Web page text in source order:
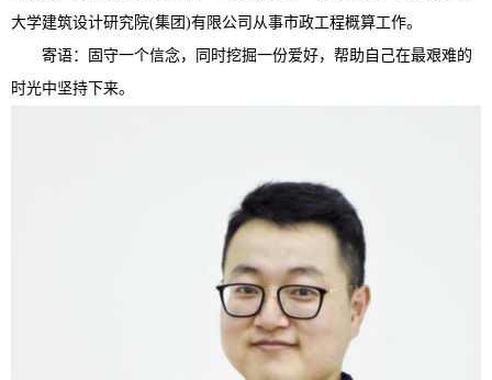
大学建筑设计研究院(集团)有限公司从事市政工程概算工作。
寄语：固守一个信念，同时挖掘一份爱好，帮助自己在最艰难的
时光中坚持下来。